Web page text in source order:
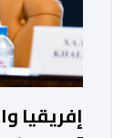
إفريقيا